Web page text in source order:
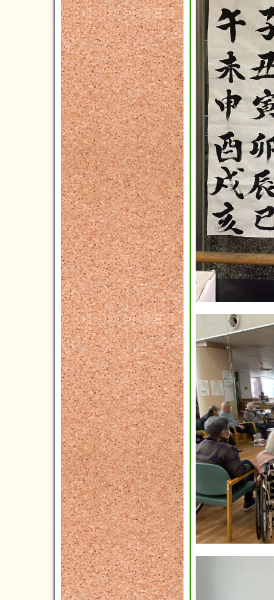
2019年01月(5)
2018年12月(2)
2018年11月(7)
2018年10月(2)
2018年09月(6)
2018年08月(3)
2018年07月(1)
2018年06月(3)
2018年05月(2)
2018年04月(3)
2018年03月(5)
2018年02月(5)
2018年01月(4)
2017年12月(2)
2017年11月(3)
2017年10月(7)
2017年09月(8)
2017年08月(5)
2017年07月(9)
2017年06月(4)
2017年05月(9)
2017年04月(5)
2017年03月(10)
2017年02月(8)
2017年01月(4)
2016年12月(6)
2016年11月(4)
2016年10月(8)
2016年09月(6)